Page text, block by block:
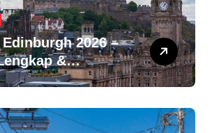
2026 –
&
di Ibukota